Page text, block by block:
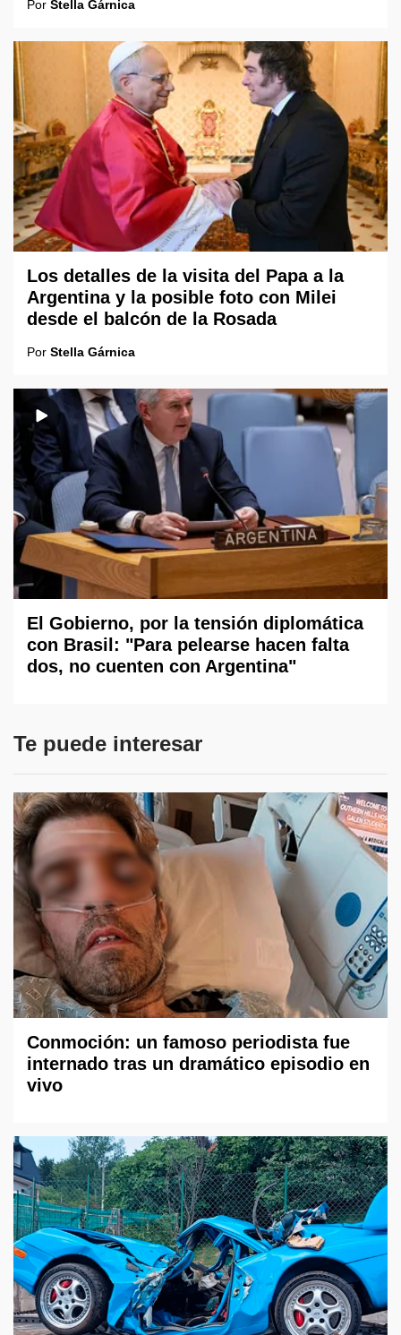
Por Stella Gárnica
Los detalles de la visita del Papa a la
Argentina y la posible foto con Milei
desde el balcón de la Rosada
Por Stella Gárnica
El Gobierno, por la tensión diplomática
con Brasil: "Para pelearse hacen falta
dos, no cuenten con Argentina"
Te puede interesar
Conmoción: un famoso periodista fue
internado tras un dramático episodio en
vivo